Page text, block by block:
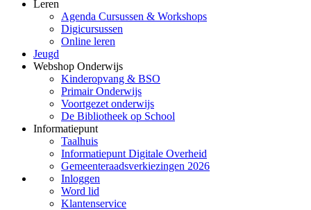
Leren
Agenda Cursussen & Workshops
Digicursussen
Online leren
Jeugd
Webshop Onderwijs
Kinderopvang & BSO
Primair Onderwijs
Voortgezet onderwijs
De Bibliotheek op School
Informatiepunt
Taalhuis
Informatiepunt Digitale Overheid
Gemeenteraadsverkiezingen 2026
Inloggen
Word lid
Klantenservice